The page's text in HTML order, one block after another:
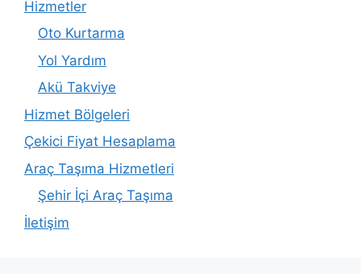
Hizmetler
Oto Kurtarma
Yol Yardım
Akü Takviye
Hizmet Bölgeleri
Çekici Fiyat Hesaplama
Araç Taşıma Hizmetleri
Şehir İçi Araç Taşıma
İletişim